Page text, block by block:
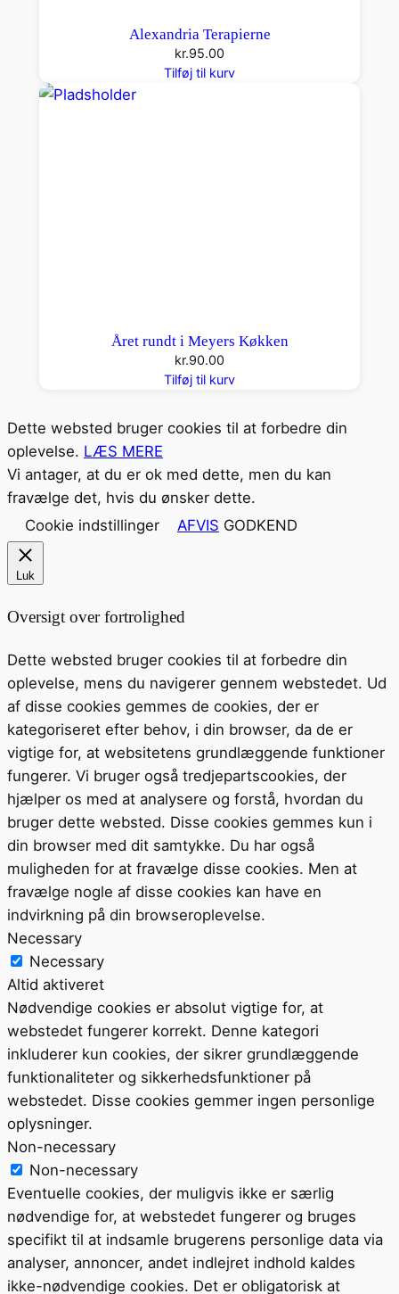
Alexandria Terapierne
kr.95.00
Tilføj til kurv
Året rundt i Meyers Køkken
kr.90.00
Tilføj til kurv
Dette websted bruger cookies til at forbedre din
oplevelse. LÆS MERE
Vi antager, at du er ok med dette, men du kan
fravælge det, hvis du ønsker dette.
Cookie indstillinger
AFVIS GODKEND
Luk
Oversigt over fortrolighed
Dette websted bruger cookies til at forbedre din
oplevelse, mens du navigerer gennem webstedet. Ud
af disse cookies gemmes de cookies, der er
kategoriseret efter behov, i din browser, da de er
vigtige for, at websitetens grundlæggende funktioner
fungerer. Vi bruger også tredjepartscookies, der
hjælper os med at analysere og forstå, hvordan du
bruger dette websted. Disse cookies gemmes kun i
din browser med dit samtykke. Du har også
muligheden for at fravælge disse cookies. Men at
fravælge nogle af disse cookies kan have en
indvirkning på din browseroplevelse.
Necessary
Necessary
Altid aktiveret
Nødvendige cookies er absolut vigtige for, at
webstedet fungerer korrekt. Denne kategori
inkluderer kun cookies, der sikrer grundlæggende
funktionaliteter og sikkerhedsfunktioner på
webstedet. Disse cookies gemmer ingen personlige
oplysninger.
Non-necessary
Non-necessary
Eventuelle cookies, der muligvis ikke er særlig
nødvendige for, at webstedet fungerer og bruges
specifikt til at indsamle brugerens personlige data via
analyser, annoncer, andet indlejret indhold kaldes
ikke-nødvendige cookies. Det er obligatorisk at